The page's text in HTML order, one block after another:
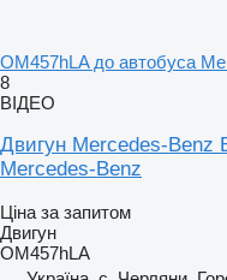
OM457hLA до автобуса
8
ВІДЕО
Двигун Mercedes-Benz
Mercedes-Benz
Ціна за запитом
Двигун
OM457hLA